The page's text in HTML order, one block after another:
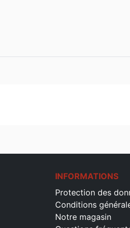
INFORMATIONS
Protection des
Conditions
Notre magasin